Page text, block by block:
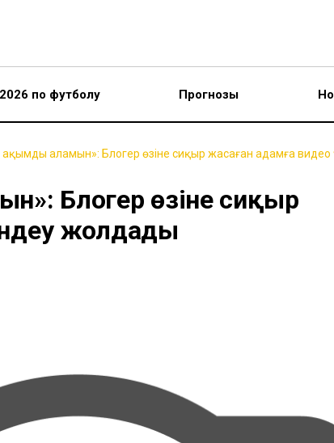
по футболу Прогнозы
ақымды аламын»: Блогер өзіне сиқыр жасаған адамға
Блогер өзіне сиқыр
жолдады